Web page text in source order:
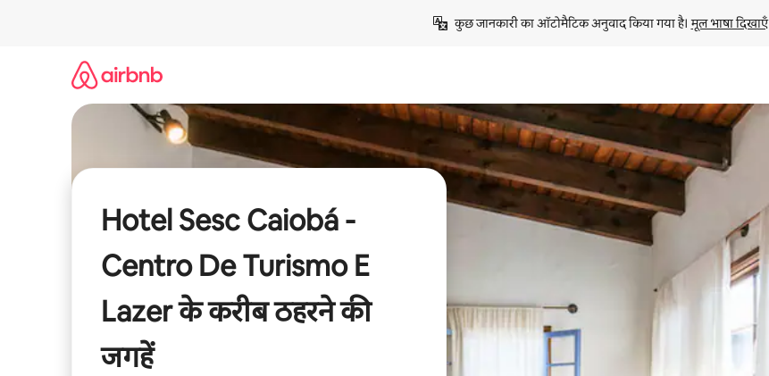
कुछ जानकारी का ऑटोमैटिक अनुवाद किया गया है। मूल भाषा दिखाएँ
Hotel Sesc Caiobá -
Centro De Turismo E
Lazer के करीब ठहरने की
जगहें